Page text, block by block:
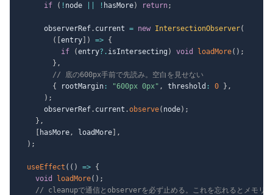
if
( ! node ! hasMore) return;
      observerRef
. current = new IntersectionObserver(
(
entry ) => {
if
(entry?. isIntersecting ) void loadMore( ) ;
} ,
// 底の600px手前で先読み。空白を見せない
{
rootMargin : "600px 0px" , threshold : 0 } ,
) ;
      observerRef
. current .observe( node) ;
} ,
hasMore, loadMore
,
) ;
useEffect ( ( ) => {
void
loadMore( ) ;
// cleanupで通信とobserverを必ず止める。これを忘れるとメモリリ